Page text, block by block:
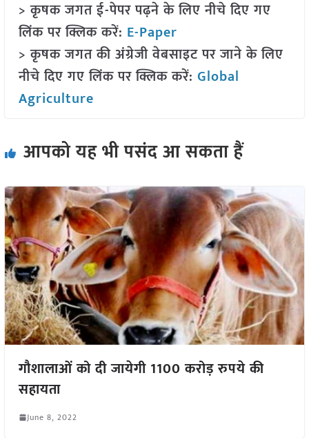
> कृषक जगत ई-पेपर पढ़ने के लिए नीचे दिए गए
लिंक पर क्लिक करें: E-Paper
> कृषक जगत की अंग्रेजी वेबसाइट पर जाने के लिए
नीचे दिए गए लिंक पर क्लिक करें: Global
Agriculture
आपको यह भी पसंद आ सकता हैं
गौशालाओं को दी जायेगी 1100 करोड़ रुपये की
सहायता
June 8, 2022